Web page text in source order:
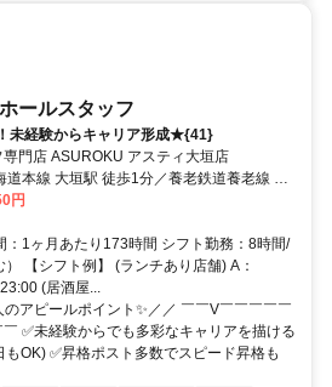
ールスタッフ
未経験からキャリア形成★{41}
門店 ASUROKU アスティ大垣店
本線 大垣駅 徒歩1分／養老鉄道養老線 大
円
：1ヶ月あたり173時間 シフト勤務：8時間/
【シフト例】 (ランチあり店舗) A：
(居酒屋...
アピールポイント✨／／ ￣￣V￣￣￣￣￣
✅未経験からでも多彩なキャリアを描ける
OK) ✅昇格ポスト多数でスピード昇格も